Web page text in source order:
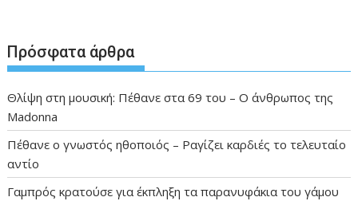
Πρόσφατα άρθρα
Θλίψη στη μουσική: Πέθανε στα 69 του – Ο άνθρωπος της
Madonna
Πέθανε ο γνωστός ηθοποιός – Ραγίζει καρδιές το τελευταίο
αντίο
Γαμπρός κρατούσε για έκπληξη τα παρανυφάκια του γάμου